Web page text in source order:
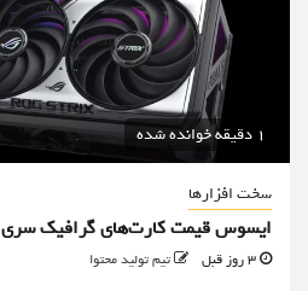
1 دقیقه خوانده شده
سخت افزارها
ایسوس قیمت کارت‌های گرافیک سری RTX 50 را افزایش داد
تیم تولید محتوا